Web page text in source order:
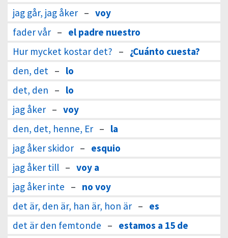
jag går, jag åker – voy
fader vår – el padre nuestro
Hur mycket kostar det? – ¿Cuánto cuesta?
den, det – lo
det, den – lo
jag åker – voy
den, det, henne, Er – la
jag åker skidor – esquio
jag åker till – voy a
jag åker inte – no voy
det är, den är, han är, hon är – es
det är den femtonde – estamos a 15 de